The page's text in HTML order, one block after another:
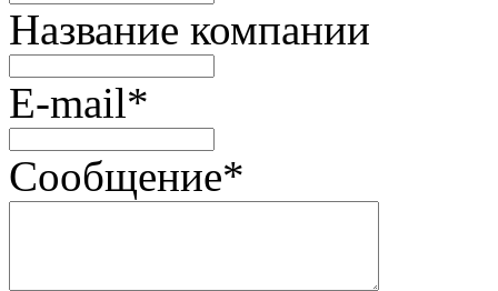
Название компании
E-mail*
Сообщение*